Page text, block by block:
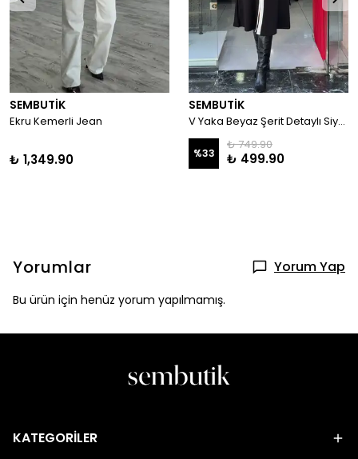
SEMBUTİK
Ekru Kemerli Jean
₺ 1,349.90
SEMBUTİK
V Yaka Beyaz Şerit Detaylı Siyah Çan Elbise
%33
₺ 749.90
₺ 499.90
Yorumlar Yorum Yap
Bu ürün için henüz yorum yapılmamış.
KATEGORİLER